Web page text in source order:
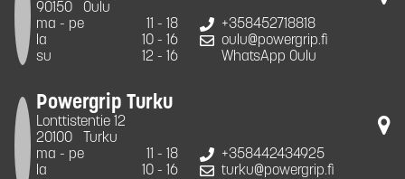
90150
Oulu
ma - pe
11 - 18
la
10 - 16
su
12 - 16
+358452718818
oulu@powergrip.fi
WhatsApp Oulu
Powergrip Turku
Lonttistentie 12
20100
Turku
ma - pe
11 - 18
la
10 - 16
+358442434925
turku@powergrip.fi